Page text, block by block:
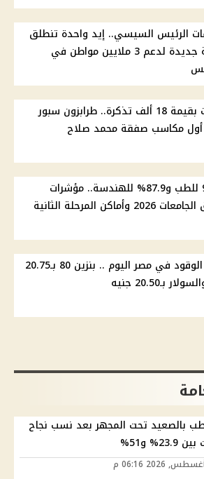
الرئيس السيسي.. إيد واحدة تنطلق
بمرحلة جديدة لدعم 3 ملايين مواطن في
مبيعات بقيمة 18 ألف تذكرة.. طرابزون سبور
مكاسب صفقة محمد صلاح
92.8% للطب و87.9% للهندسة.. مؤشرات
وأماكن المرحلة الثانية
أسعار الوقود في مصر اليوم .. بنزين 80 بـ20.75
بـ20.50 جنيه
بالصعيد تحت المجهر بعد نسب نجاح
و51%